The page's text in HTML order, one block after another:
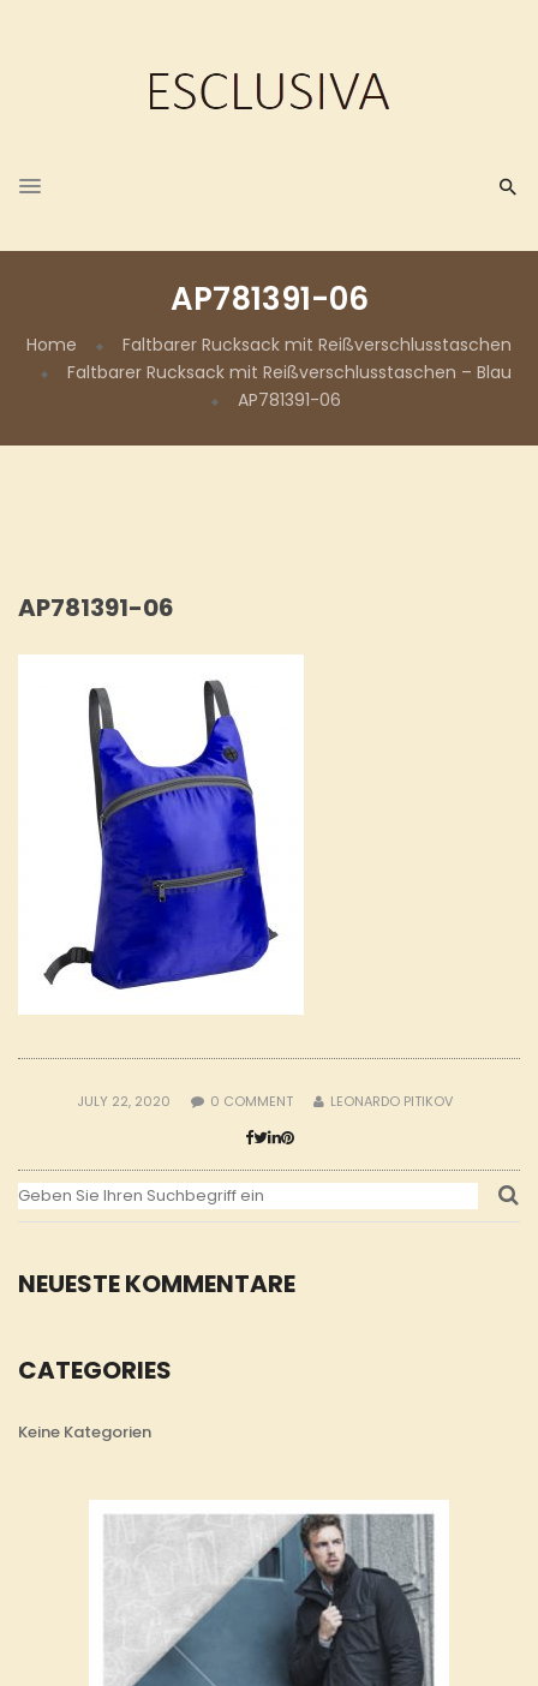
AP781391-06
Home
Faltbarer Rucksack mit Reißverschlusstaschen
Faltbarer Rucksack mit Reißverschlusstaschen – Blau
AP781391-06
NEUESTE KOMMENTARE
CATEGORIES
Keine Kategorien
AP781391-06
JULY 22, 2020 0 COMMENT LEONARDO PITIKOV